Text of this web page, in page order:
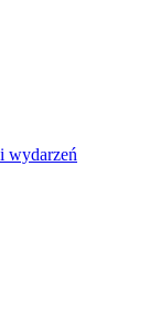
wydarzeń